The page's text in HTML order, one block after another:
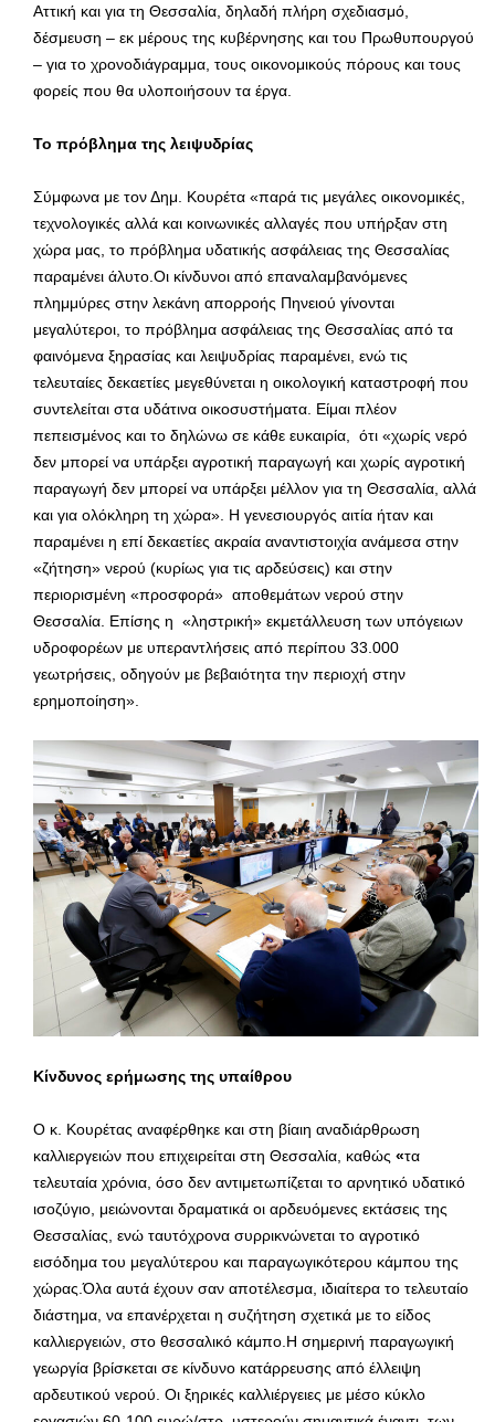
Αττική και για τη Θεσσαλία, δηλαδή πλήρη σχεδιασμό,
δέσμευση – εκ μέρους της κυβέρνησης και του Πρωθυπουργού
– για το χρονοδιάγραμμα, τους οικονομικούς πόρους και τους
φορείς που θα υλοποιήσουν τα έργα.
Το πρόβλημα της λειψυδρίας
Σύμφωνα με τον Δημ. Κουρέτα «παρά τις μεγάλες οικονομικές,
τεχνολογικές αλλά και κοινωνικές αλλαγές που υπήρξαν στη
χώρα μας, το πρόβλημα υδατικής ασφάλειας της Θεσσαλίας
παραμένει άλυτο.Οι κίνδυνοι από επαναλαμβανόμενες
πλημμύρες στην λεκάνη απορροής Πηνειού γίνονται
μεγαλύτεροι, το πρόβλημα ασφάλειας της Θεσσαλίας από τα
φαινόμενα ξηρασίας και λειψυδρίας παραμένει, ενώ τις
τελευταίες δεκαετίες μεγεθύνεται η οικολογική καταστροφή που
συντελείται στα υδάτινα οικοσυστήματα. Είμαι πλέον
πεπεισμένος και το δηλώνω σε κάθε ευκαιρία, ότι «χωρίς νερό
δεν μπορεί να υπάρξει αγροτική παραγωγή και χωρίς αγροτική
παραγωγή δεν μπορεί να υπάρξει μέλλον για τη Θεσσαλία, αλλά
και για ολόκληρη τη χώρα». Η γενεσιουργός αιτία ήταν και
παραμένει η επί δεκαετίες ακραία αναντιστοιχία ανάμεσα στην
«ζήτηση» νερού (κυρίως για τις αρδεύσεις) και στην
περιορισμένη «προσφορά» αποθεμάτων νερού στην
Θεσσαλία. Επίσης η «ληστρική» εκμετάλλευση των υπόγειων
υδροφορέων με υπεραντλήσεις από περίπου 33.000
γεωτρήσεις, οδηγούν με βεβαιότητα την περιοχή στην
ερημοποίηση».
Κίνδυνος ερήμωσης της υπαίθρου
Ο κ. Κουρέτας αναφέρθηκε και στη βίαιη αναδιάρθρωση
καλλιεργειών που επιχειρείται στη Θεσσαλία, καθώς «τα
τελευταία χρόνια, όσο δεν αντιμετωπίζεται το αρνητικό υδατικό
ισοζύγιο, μειώνονται δραματικά οι αρδευόμενες εκτάσεις της
Θεσσαλίας, ενώ ταυτόχρονα συρρικνώνεται το αγροτικό
εισόδημα του μεγαλύτερου και παραγωγικότερου κάμπου της
χώρας.Όλα αυτά έχουν σαν αποτέλεσμα, ιδιαίτερα το τελευταίο
διάστημα, να επανέρχεται η συζήτηση σχετικά με το είδος
καλλιεργειών, στο θεσσαλικό κάμπο.Η σημερινή παραγωγική
γεωργία βρίσκεται σε κίνδυνο κατάρρευσης από έλλειψη
αρδευτικού νερού. Οι ξηρικές καλλιέργειες με μέσο κύκλο